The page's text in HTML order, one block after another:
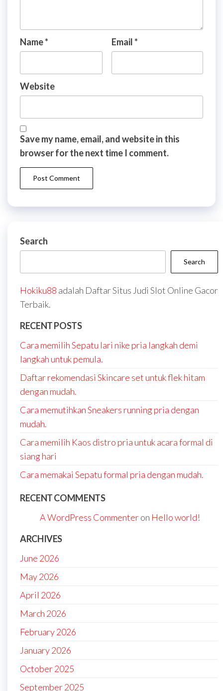
Name* Email*
Website
Save my name, email, and website in this
browser for the next time I comment.
Search
Search
Hokiku88 adalah Daftar Situs Judi Slot Online Gacor
Terbaik.
RECENT POSTS
Cara memilih Sepatu lari nike pria langkah demi
langkah untuk pemula.
Daftar rekomendasi Skincare set untuk flek hitam
dengan mudah.
Cara memutihkan Sneakers running pria dengan
mudah.
Cara memilih Kaos distro pria untuk acara formal di
siang hari
Cara memakai Sepatu formal pria dengan mudah.
RECENT COMMENTS
A WordPress Commenteron Hello world!
ARCHIVES
June 2026
May 2026
April 2026
March 2026
February 2026
January 2026
October 2025
September 2025